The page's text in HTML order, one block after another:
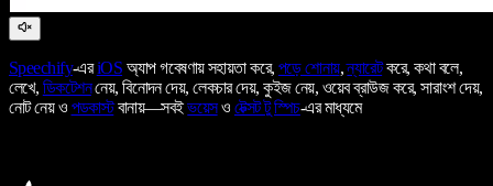
Speechify-এরiOS অ্যাপ গবেষণায় সহায়তা করে, পড়ে শোনায়,ন্যারেটকরে, কথা বলে,
লেখে, ডিকটেশননেয়, বিনোদন দেয়, লেকচার দেয়, কুইজ নেয়, ওয়েব ব্রাউজ করে, সারাংশ দেয়,
নোট নেয় ও পডকাস্টবানায়—সবইভয়েসও টেক্সট টু স্পিচ-এর মাধ্যমে